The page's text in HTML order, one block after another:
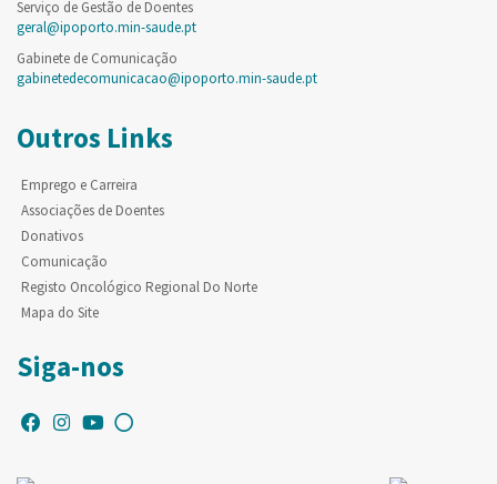
Serviço de Gestão de Doentes
geral@ipoporto.min-saude.pt
Gabinete de Comunicação
gabinetedecomunicacao@ipoporto.min-saude.pt
Outros Links
Emprego e Carreira
Associações de Doentes
Donativos
Comunicação
Registo Oncológico Regional Do Norte
Mapa do Site
Siga-nos